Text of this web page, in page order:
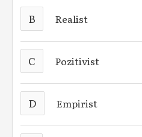
B Realist
C Pozitivist
D Empirist